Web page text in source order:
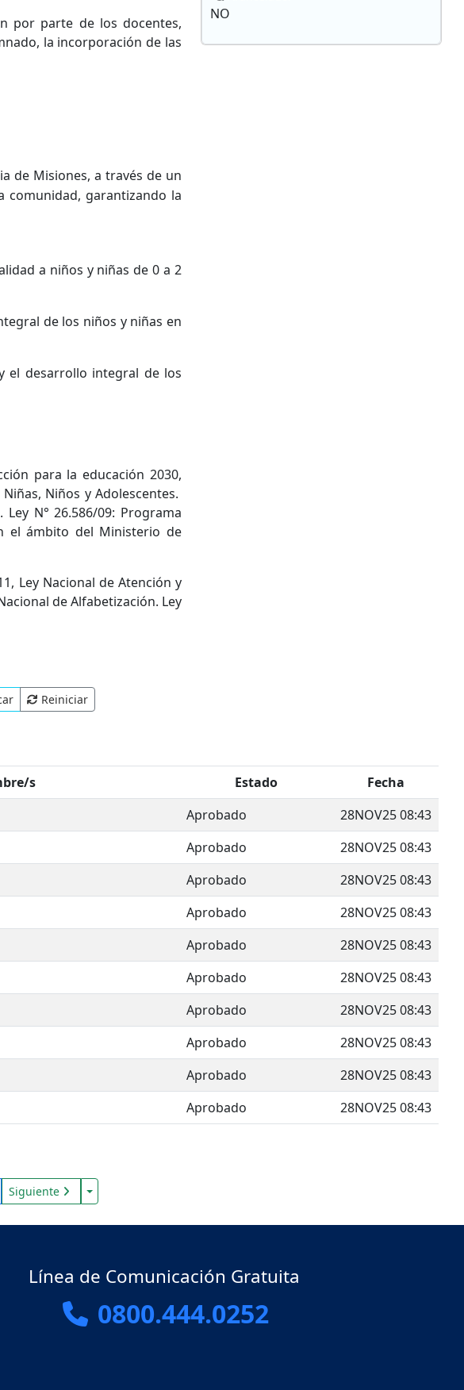
por parte de los docentes,
la incorporación de las
de Misiones, a través de un
comunidad, garantizando la
a niños y niñas de 0 a 2
de los niños y niñas en
el desarrollo integral de los
para la educación 2030,
Niños y Adolescentes.
N° 26.586/09: Programa
el ámbito del Ministerio de
Ley Nacional de Atención y
de Alfabetización. Ley
NO
Reiniciar
s Estado
Fecha
Aprobado
28NOV25 08:43
Aprobado
28NOV25 08:43
Aprobado
28NOV25 08:43
Aprobado
28NOV25 08:43
Aprobado
28NOV25 08:43
Aprobado
28NOV25 08:43
Aprobado
28NOV25 08:43
Aprobado
28NOV25 08:43
Aprobado
28NOV25 08:43
Aprobado 28NOV25 08:43
Siguiente Toggle Dropdown
Línea de Comunicación Gratuita
0800.444.0252